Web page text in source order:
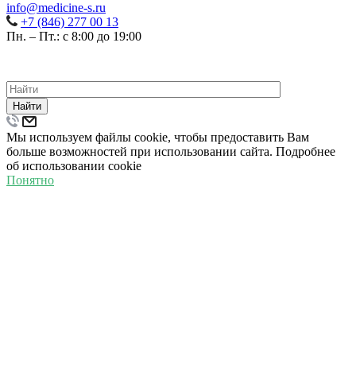
info@medicine-s.ru
+7 (846) 277 00 13
Пн. – Пт.: с 8:00 до 19:00
Найти
Мы используем файлы cookie, чтобы предоставить Вам
больше возможностей при использовании сайта. Подробнее
об использовании cookie
Понятно